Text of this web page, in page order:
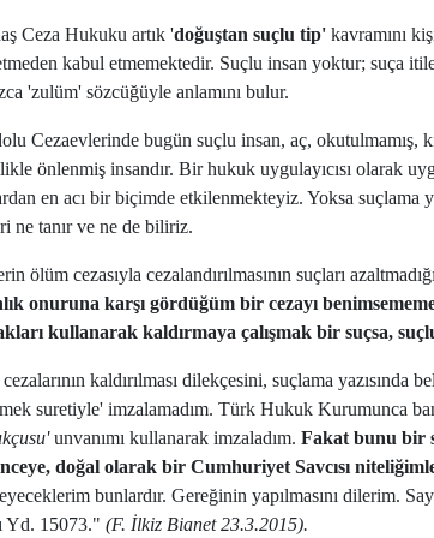
Ceza Hukuku artık 'doğuştan suçlu tip' kavramını
kabul etmemektedir. Suçlu insan yoktur; suça
'zulüm' sözcüğüyle anlamını bulur.
Cezaevlerinde bugün suçlu insan, aç, okutulmamış,
önlenmiş insandır. Bir hukuk uygulayıcısı olarak
en acı bir biçimde etkilenmekteyiz. Yoksa suçlama
ne tanır ve ne de biliriz.
ölüm cezasıyla cezalandırılmasının suçları
onuruna karşı gördüğüm bir cezayı
kullanarak kaldırmaya çalışmak bir suçsa,
kaldırılması dilekçesini, suçlama
suretiyle' imzalamadım. Türk Hukuk Kurumunca
unvanımı kullanarak imzaladım. Fakat bunu bir
doğal olarak bir Cumhuriyet Savcısı
bunlardır. Gereğinin yapılmasını dilerim.
Yd. 15073." (F. İlkiz Bianet 23.3.2015).